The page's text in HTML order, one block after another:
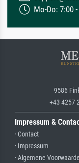
Mo-Do: 7:00
9586
+43 4257
Impressum &
· Contact
· Impressum
· Algemene